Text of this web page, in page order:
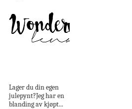
Lager du din egen
julepynt?Jeg har en
blanding av kjøpt...